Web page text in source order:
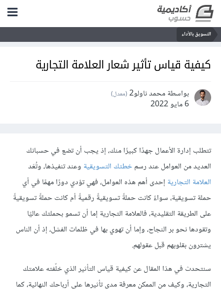
التسويق بالأداء
كيفية قياس تأثير شعار العلامة التجارية
بواسطة محمد ناولو2 (معدل)
6 مايو 2022
تتطلب إدارة الأعمال جهدًا كبيرًا منك، إذ يجب أن تضع في حسبانك
العديد من العوامل عند رسمخطتك التسويقية وعند تنفيذها، وتُعَد
العلامة التجارية إحدى أهم هذه العوامل، فهي تؤدي دورًا مهمًا في أي
حملة تسويقية، سواءً كانت حملةً تسويقيةً رقميةً أم كانت حملةً تسويقيةً
على الطريقة التقليدية، فالعلامة التجارية إما أن تسمو بحملتك عاليًا
وتقودها نحو بر النجاح، وإما أن تهوي بها في ظلمات الفشل، إذ أن الناس
يشترون بقلوبهم قبل عقولهم.
سنتحدث في هذا المقال عن كيفية قياس التأثير الذي خلّفته علامتك
التجارية، وكيف من الممكن معرفة مدى تأثيرها على أرباحك النهائية، كما